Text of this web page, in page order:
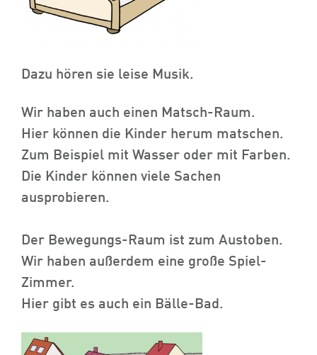
Dazu hören sie leise Musik.
Wir haben auch einen Matsch-Raum.
Hier können die Kinder herum matschen.
Zum Beispiel mit Wasser oder mit Farben.
Die Kinder können viele Sachen
ausprobieren.
Der Bewegungs-Raum ist zum Austoben.
Wir haben außerdem eine große Spiel-
Zimmer.
Hier gibt es auch ein Bälle-Bad.